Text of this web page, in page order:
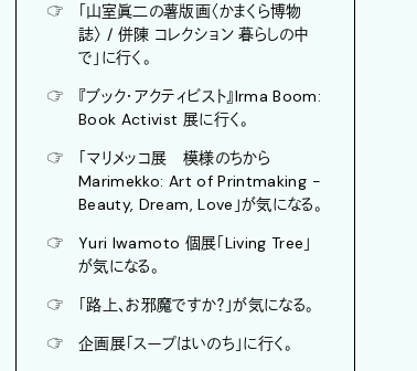
☞
「山室眞二の薯版画〈かまくら博物
誌〉 / 併陳 コレクション 暮らしの中
で」に行く。
☞
『ブック・アクティビスト』Irma Boom:
Book Activist 展に行く。
☞
「マリメッコ展 模様のちから
Marimekko: Art of Printmaking -
Beauty, Dream, Love」が気になる。
☞
Yuri Iwamoto 個展「Living Tree」
が気になる。
☞
「路上、お邪魔ですか？」が気になる。
☞
企画展「スープはいのち」に行く。